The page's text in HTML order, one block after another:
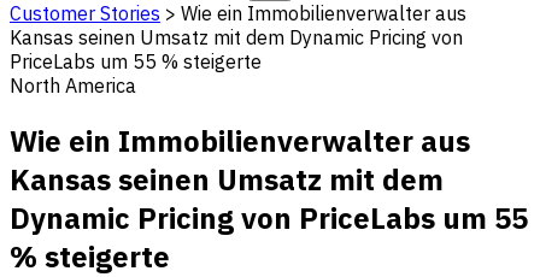
Customer Stories > Wie ein Immobilienverwalter aus
Kansas seinen Umsatz mit dem Dynamic Pricing von
PriceLabs um 55 % steigerte
North America
Wie ein Immobilienverwalter aus
Kansas seinen Umsatz mit dem
Dynamic Pricing von PriceLabs um 55
% steigerte